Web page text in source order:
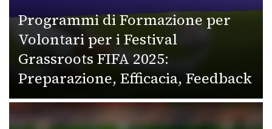
Programmi di Formazione per
Volontari per i Festival
Grassroots FIFA 2025:
Preparazione, Efficacia, Feedback